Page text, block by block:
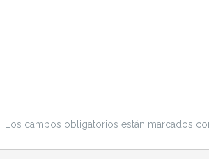
Los campos obligatorios están marcados